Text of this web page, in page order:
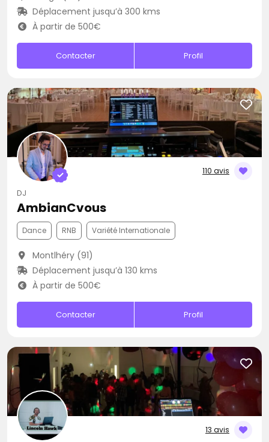
Déplacement jusqu’à 300 kms
À partir de 500€
Contacter Profil
110 avis
DJ
AmbianCvous
Dance RNB Variété Internationale
Montlhéry (91)
Déplacement jusqu’à 130 kms
À partir de 500€
Contacter Profil
13 avis